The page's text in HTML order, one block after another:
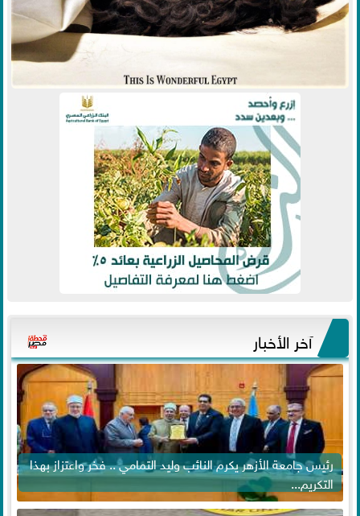
آخر الأخبار
رئيس جامعة الأزهر يكرم النائب وليد التمامي .. فخر واعتزاز بهذا
التكريم...